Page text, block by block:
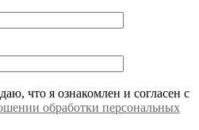
что я ознакомлен и согласен с
обработки персональных